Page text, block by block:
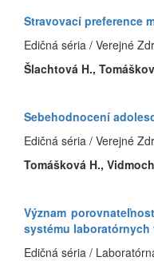
Stravovací preference
Edičná séria / Verejné
Šlachtová H.,
Sebehodnocení
Edičná séria / Verejné
Tomášková H.,
Význam
systému
Edičná séria /